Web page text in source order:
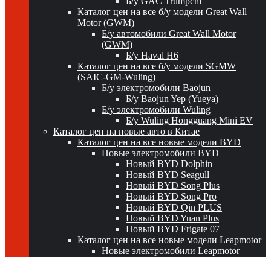
Каталог цен на все б/у модели Great Wall
Motor (GWM)
Б/у автомобили Great Wall Motor
(GWM)
Б/у Haval H6
Каталог цен на все б/у модели SGMW
(SAIC-GM-Wuling)
Б/у электромобили Baojun
Б/у Baojun Yep (Yueya)
Б/у электромобили Wuling
Б/у Wuling Hongguang Mini EV
Каталог цен на новые авто в Китае
Каталог цен на все новые модели BYD
Новые электромобили BYD
Новый BYD Dolphin
Новый BYD Seagull
Новый BYD Song Plus
Новый BYD Song Pro
Новый BYD Qin PLUS
Новый BYD Yuan Plus
Новый BYD Frigate 07
Каталог цен на все новые модели Leapmotor
Новые электромобили Leapmotor